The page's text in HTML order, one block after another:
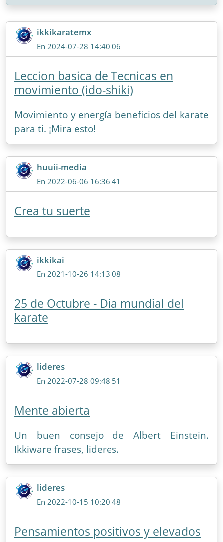
ikkikaratemx
En 2024-07-28 14:40:06
Leccion basica de Tecnicas en
movimiento (ido-shiki)
Movimiento y energía beneficios del karate
para ti. ¡Mira esto!
huuii-media
En 2022-06-06 16:36:41
Crea tu suerte
ikkikai
En 2021-10-26 14:13:08
25 de Octubre - Dia mundial del
karate
lideres
En 2022-07-28 09:48:51
Mente abierta
Un buen consejo de Albert Einstein.
Ikkiware frases, lideres.
lideres
En 2022-10-15 10:20:48
Pensamientos positivos y elevados